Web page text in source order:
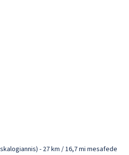
- 27 km / 16,7 mi mesafede